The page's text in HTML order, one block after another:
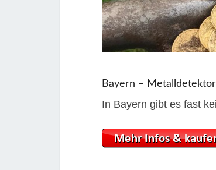
Bayern –
In Bayern gibt es fast